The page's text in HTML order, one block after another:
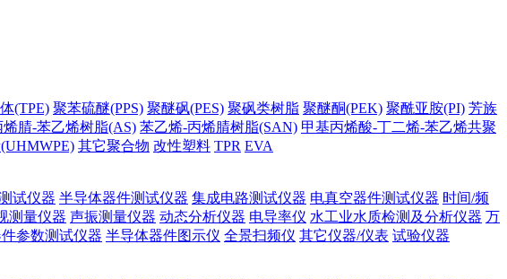
(TPE) 聚苯硫醚(PPS) 聚醚砜(PES) 聚砜类树脂 聚醚酮(PEK) 聚酰亚胺(PI) 芳族
烯腈-苯乙烯树脂(AS) 苯乙烯-丙烯腈树脂(SAN) 甲基丙烯酸-丁二烯-苯乙烯共聚
其它聚合物 改性塑料 TPR EVA
试仪器 半导体器件测试仪器 集成电路测试仪器 电真空器件测试仪器 时间/频
测量仪器 声振测量仪器 动态分析仪器 电导率仪 水工业水质检测及分析仪器 万
参数测试仪器 半导体器件图示仪 全景扫频仪 其它仪器/仪表 试验仪器